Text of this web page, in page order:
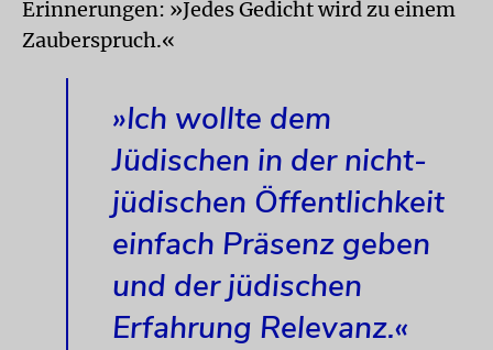
Erinnerungen: »Jedes Gedicht wird zu einem
Zauberspruch.«
»Ich wollte dem
Jüdischen in der nicht-
jüdischen Öffentlichkeit
einfach Präsenz geben
und der jüdischen
Erfahrung Relevanz.«